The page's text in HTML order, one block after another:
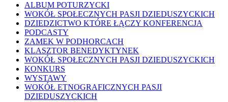
ALBUM POTURZYCKI
WOKÓŁ SPOŁECZNYCH PASJI DZIEDUSZYCKICH
DZIEDZICTWO KTÓRE ŁĄCZY KONFERENCJA
PODCASTY
ZAMEK W PODHORCACH
KLASZTOR BENEDYKTYNEK
WOKÓŁ SPOŁECZNYCH PASJI DZIEDUSZYCKICH
KONKURS
WYSTAWY
WOKÓŁ ETNOGRAFICZNYCH PASJI
DZIEDUSZYCKICH